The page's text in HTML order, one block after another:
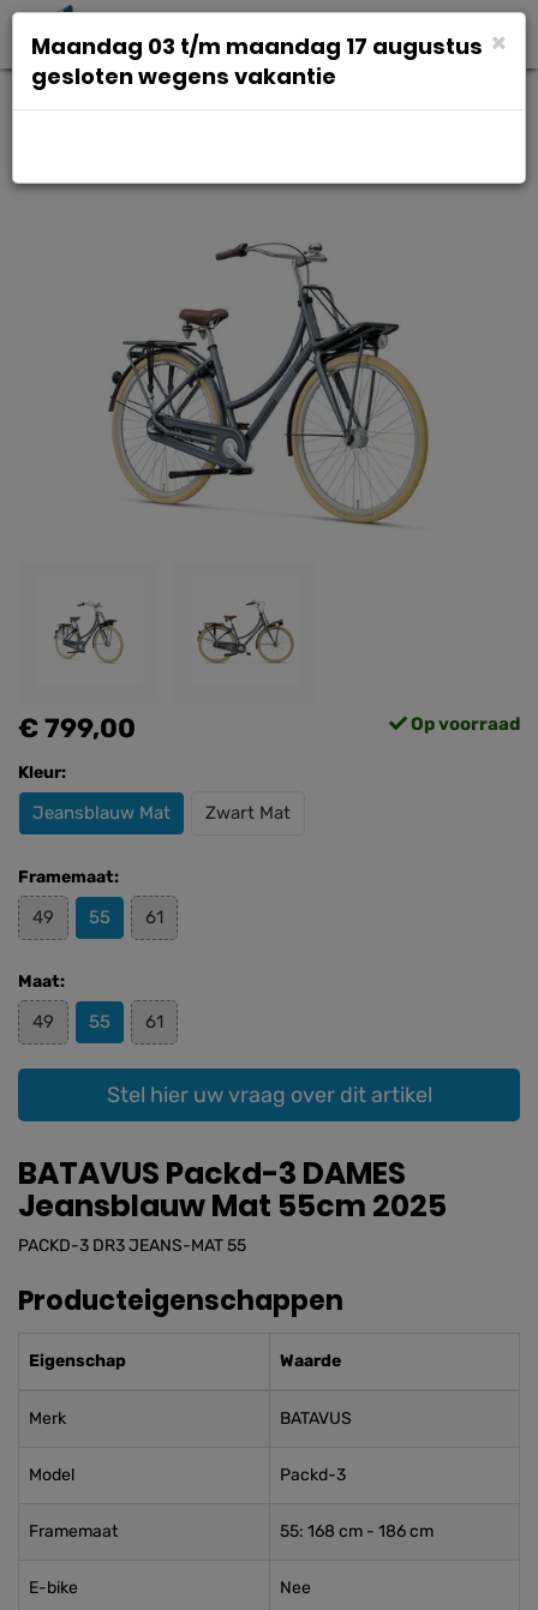
€ 799,00 Op voorraad
Kleur:
Jeansblauw Mat Zwart Mat
Framemaat:
49 55 61
Maat:
49 55 61
Stel hier uw vraag over dit artikel
BATAVUS Packd-3 DAMES
Jeansblauw Mat 55cm 2025
PACKD-3 DR3 JEANS-MAT 55
Producteigenschappen
Eigenschap Waarde
Merk BATAVUS
Model Packd-3
Framemaat 55: 168 cm - 186 cm
E-bike Nee
×
Maandag 03 t/m maandag 17 augustus
gesloten wegens vakantie